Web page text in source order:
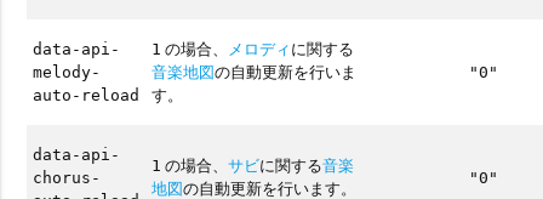
data-api-
melody-
auto-reload
1 の場合、 メロディに関する
音楽地図の自動更新を行いま
す。
"0"
data-api-
chorus-
1 の場合、サビに関する音楽
地図の自動更新を行います。
"0"